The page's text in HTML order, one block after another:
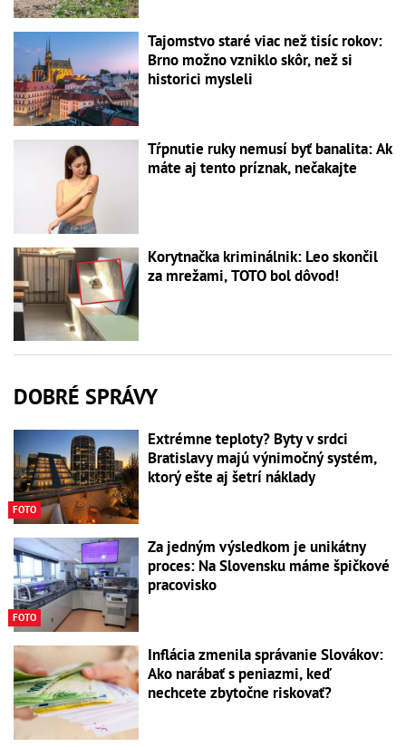
Tajomstvo staré viac než tisíc rokov:
Brno možno vzniklo skôr, než si
historici mysleli
Tŕpnutie ruky nemusí byť banalita: Ak
máte aj tento príznak, nečakajte
Korytnačka kriminálnik: Leo skončil
za mrežami, TOTO bol dôvod!
DOBRÉ SPRÁVY
FOTO
Extrémne teploty? Byty v srdci
Bratislavy majú výnimočný systém,
ktorý ešte aj šetrí náklady
FOTO
Za jedným výsledkom je unikátny
proces: Na Slovensku máme špičkové
pracovisko
Inflácia zmenila správanie Slovákov:
Ako narábať s peniazmi, keď
nechcete zbytočne riskovať?